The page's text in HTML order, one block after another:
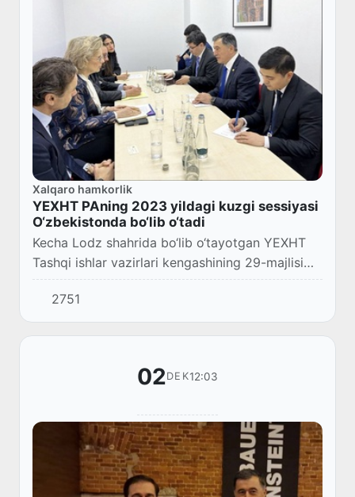
Xalqaro hamkorlik
YEXHT PAning 2023 yildagi kuzgi sessiyasi
O‘zbekistonda bo‘lib o‘tadi
Kecha Lodz shahrida bo‘lib o‘tayotgan YEXHT
Tashqi ishlar vazirlari kengashining 29-majlisi
doirasida O‘zbekiston tashqi ishlar vaziri
Vladimir Norov Yevropada xavfsizlik va
hamkor...
2751
02DEK12:03